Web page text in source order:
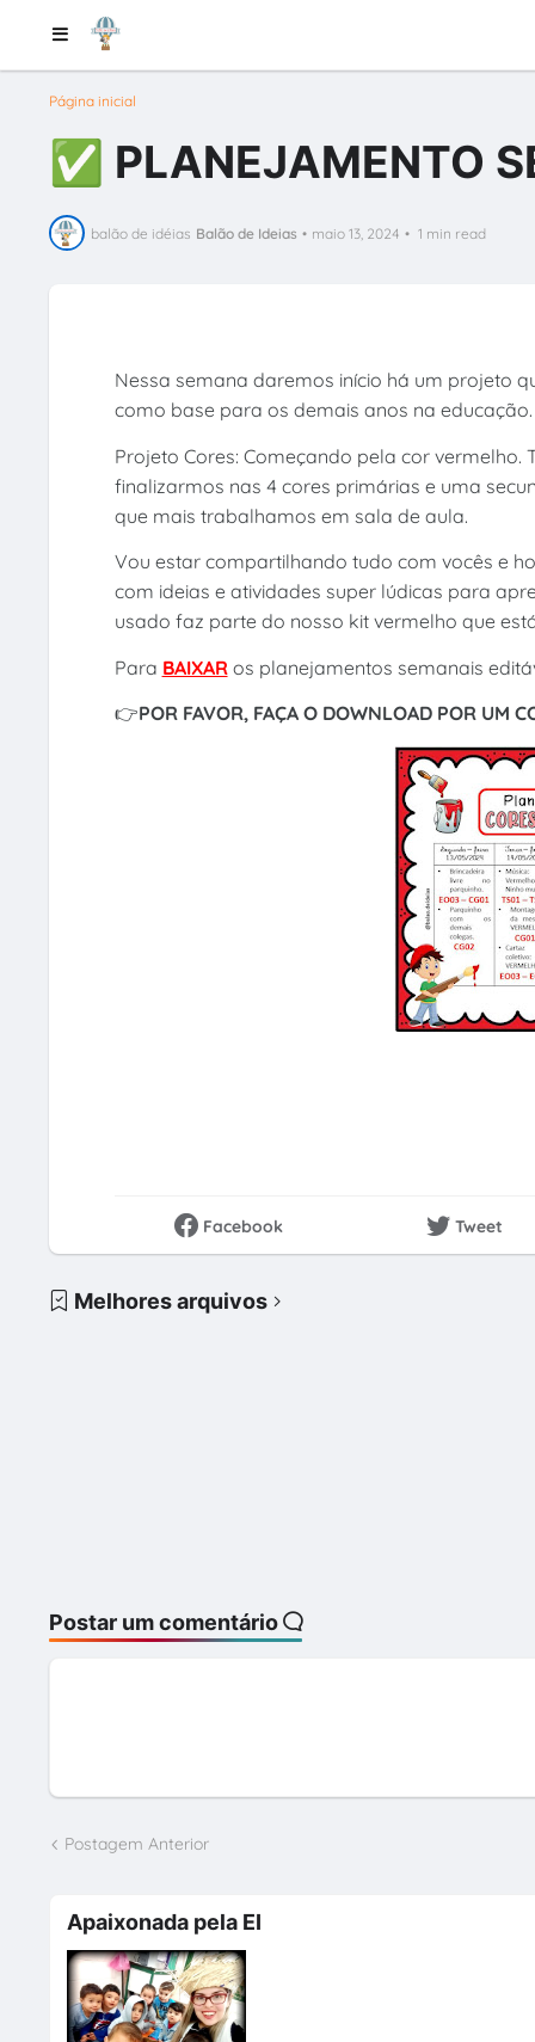
Página inicial
✅ PLANEJAMENTO
balão de idéias Balão de Ideias • maio 13, 2024 • 1 min read
Nessa semana daremos início há um projeto
como base para os demais anos na educação.
Projeto Cores: Começando pela cor
finalizarmos nas 4 cores primárias e uma
que mais trabalhamos em sala de aula.
Vou estar compartilhando tudo com vocês e
com ideias e atividades super lúdicas para
usado faz parte do nosso kit vermelho que
Para BAIXARos planejamentos semanais
👉POR FAVOR, FAÇA O DOWNLOAD POR UM
Facebook Tweet
Melhores arquivos
Postar um comentário
Postagem Anterior
Apaixonada pela EI